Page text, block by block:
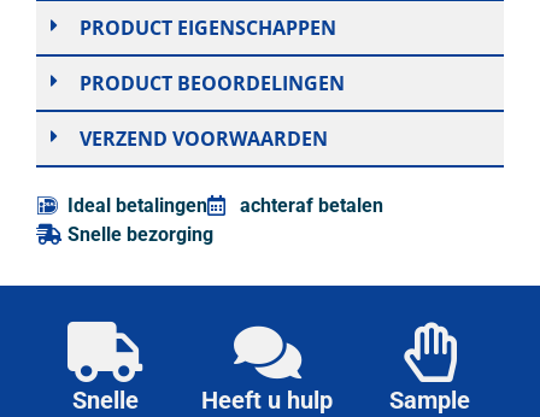
PRODUCT EIGENSCHAPPEN
PRODUCT BEOORDELINGEN
VERZEND VOORWAARDEN
Ideal betalingen
achteraf betalen
Snelle bezorging
Snelle
Heeft u hulp
Sample